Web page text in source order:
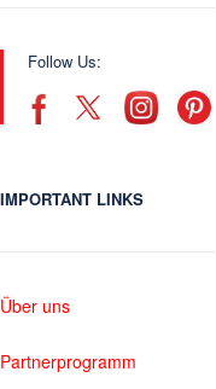
Follow Us:
IMPORTANT LINKS
Über uns
Partnerprogramm